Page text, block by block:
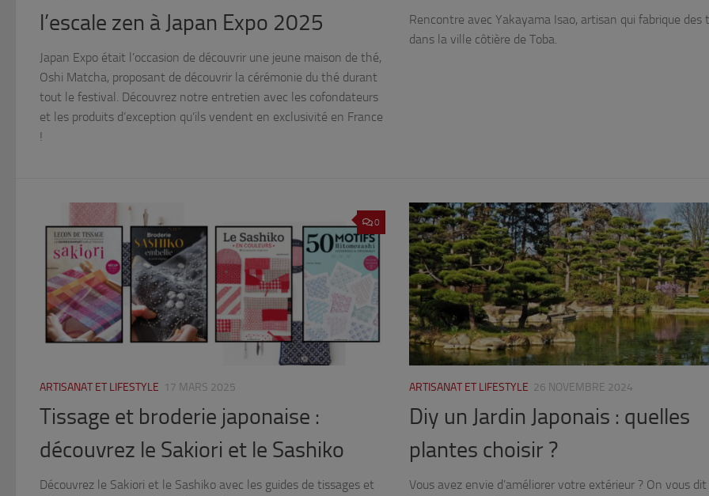
l’escale zen à Japan Expo 2025
Japan Expo était l’occasion de découvrir une jeune maison de thé,
Oshi Matcha, proposant de découvrir la cérémonie du thé durant
tout le festival. Découvrez notre entretien avec les cofondateurs
et les produits d’exception qu’ils vendent en exclusivité en France
!
Rencontre avec Yakayama Isao, artisan qui fabrique des
dans la ville côtière de Toba.
0
ARTISANAT ET LIFESTYLE 17 MARS 2025
Tissage et broderie japonaise :
découvrez le Sakiori et le Sashiko
Découvrez le Sakiori et le Sashiko avec les guides de tissages et
ARTISANAT ET LIFESTYLE 26 NOVEMBRE 2024
Diy un Jardin Japonais : quelles
plantes choisir ?
Vous avez envie d’améliorer votre extérieur ? On vous